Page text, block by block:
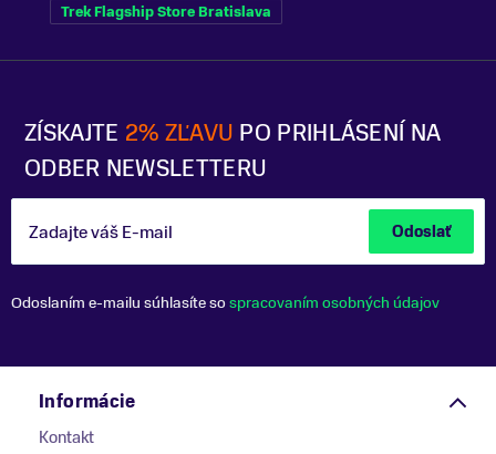
ZÍSKAJTE 2% ZĽAVU PO PRIHLÁSENÍ NA
ODBER NEWSLETTERU
Zadajte váš E-mail Odoslať
Odoslaním e-mailu súhlasíte sospracovaním osobných údajov
Trek Flagship Store Bratislava
Informácie
Kontakt